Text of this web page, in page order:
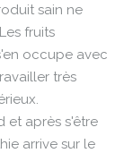
sain ne
fruits
occupe avec
très
et après s'être
arrive sur le